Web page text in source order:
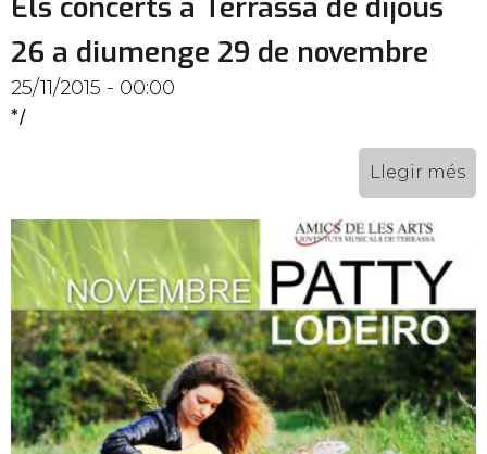
Els concerts a Terrassa de dijous
26 a diumenge 29 de novembre
25/11/2015 - 00:00
*/
Llegir més